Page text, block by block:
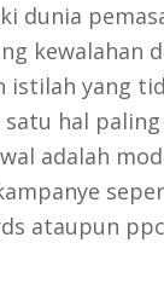
dunia
kewalahan
istilah yang
satu hal
adalah
ataupun